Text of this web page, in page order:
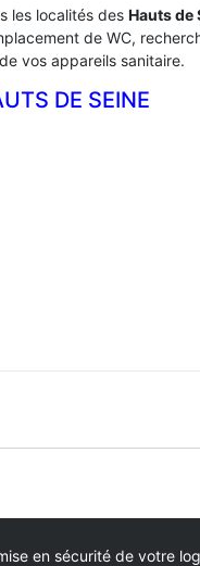
les localités des Hauts de
de WC,
vos appareils sanitaire.
DE SEINE
en sécurité de votre